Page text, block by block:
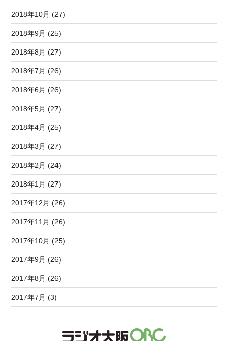
2018年10月 (27)
2018年9月 (25)
2018年8月 (27)
2018年7月 (26)
2018年6月 (26)
2018年5月 (27)
2018年4月 (25)
2018年3月 (27)
2018年2月 (24)
2018年1月 (27)
2017年12月 (26)
2017年11月 (26)
2017年10月 (25)
2017年9月 (26)
2017年8月 (26)
2017年7月 (3)